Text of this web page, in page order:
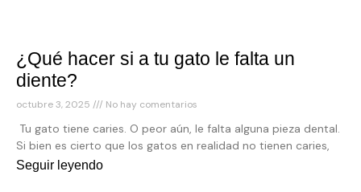
¿Qué hacer si a tu gato le falta un
diente?
octubre 3, 2025 No hay comentarios
Tu gato tiene caries. O peor aún, le falta alguna pieza dental.
Si bien es cierto que los gatos en realidad no tienen caries,
Seguir leyendo